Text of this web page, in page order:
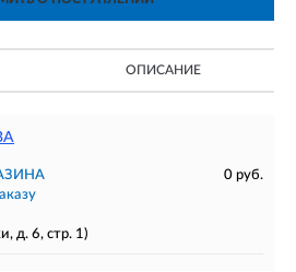
ОПИСАНИЕ
0 руб.
д. 6, стр. 1)